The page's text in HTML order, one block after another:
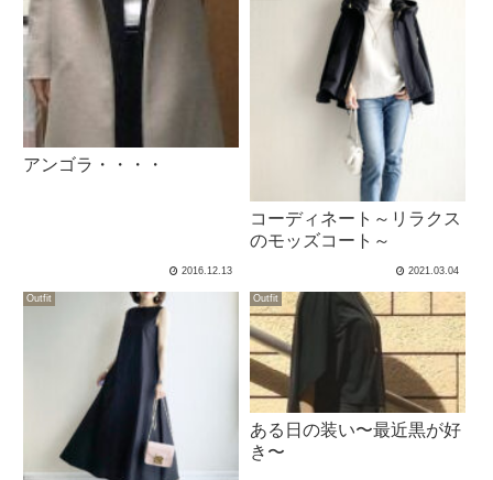
アンゴラ・・・・
2016.12.13
コーディネート～リラクス
のモッズコート～
2021.03.04
Outfit Outfit
ある日の装い〜最近黒が好
き〜